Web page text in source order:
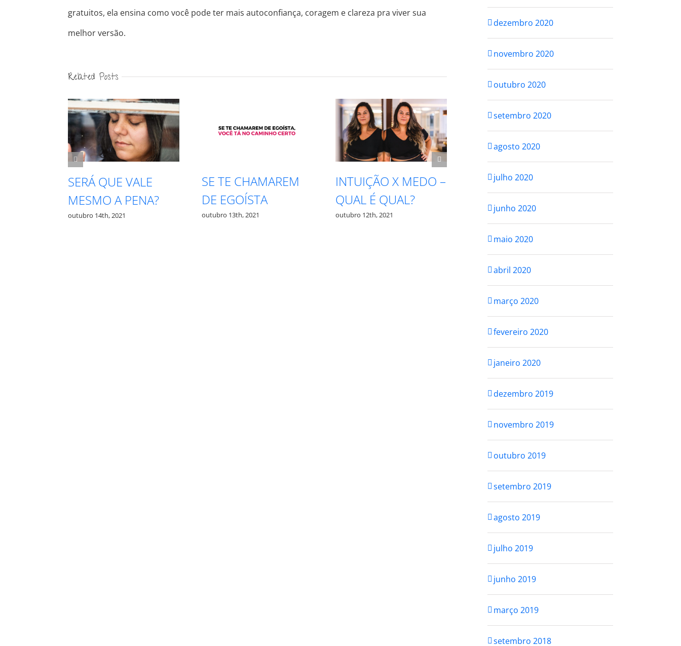
gratuitos, ela ensina como você pode ter mais autoconfiança, coragem e clareza pra viver sua
melhor versão.
Related Posts
QUE VALE
A PENA?
SE TE CHAMAREM
DE EGOÍSTA
outubro 13th, 2021
INTUIÇÃO X MEDO –
QUAL É QUAL?
outubro 12th, 2021
RESPEITE SEU
PROCESSO
outubro 27th, 2021
VOCÊ NÃO PRECISA
dezembro 2020
novembro 2020
outubro 2020
setembro 2020
agosto 2020
julho 2020
junho 2020
maio 2020
abril 2020
março 2020
fevereiro 2020
janeiro 2020
dezembro 2019
novembro 2019
outubro 2019
setembro 2019
agosto 2019
julho 2019
junho 2019
março 2019
setembro 2018